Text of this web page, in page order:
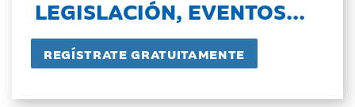
LEGISLACIÓN, EVENTOS...